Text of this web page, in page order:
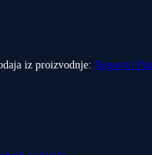
iz proizvodnje: Negorivi